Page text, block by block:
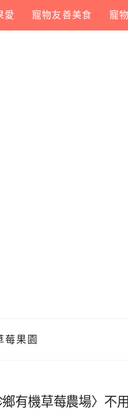
愛 寵物友善美食 寵
莓果園
有機草莓農場〉不